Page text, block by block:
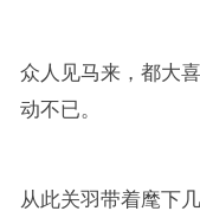
众人见马来，都大
动不已。
从此关羽带着麾下